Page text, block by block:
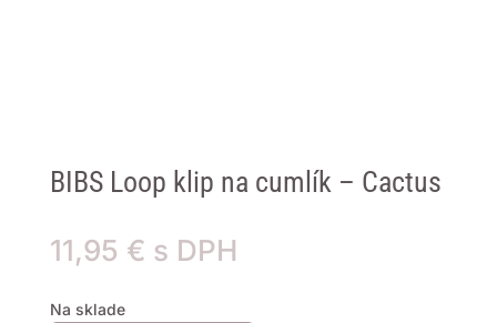
BIBS Loop klip na cumlík – Cactus
11,95 € s DPH
Na sklade